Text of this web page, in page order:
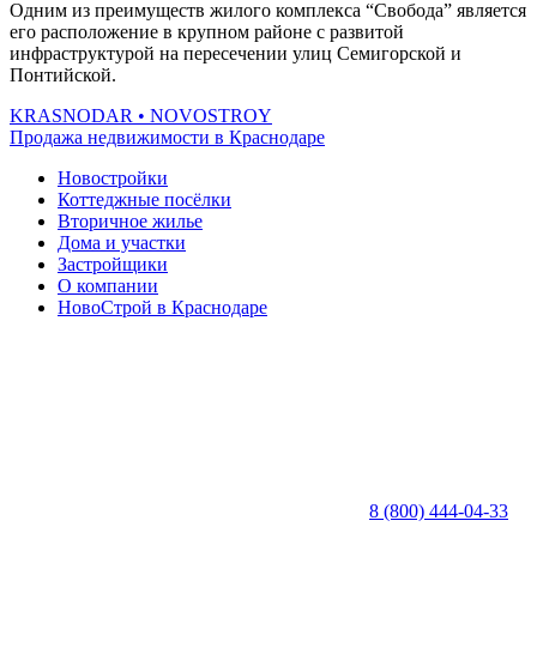
Одним из преимуществ жилого комплекса “Свобода” является
его расположение в крупном районе с развитой
инфраструктурой на пересечении улиц Семигорской и
Понтийской.
KRASNODAR • NOVOSTROY
Продажа недвижимости в Краснодаре
Новостройки
Коттеджные посёлки
Вторичное жилье
Дома и участки
Застройщики
О компании
НовоСтрой в Краснодаре
8 (800) 444-04-33